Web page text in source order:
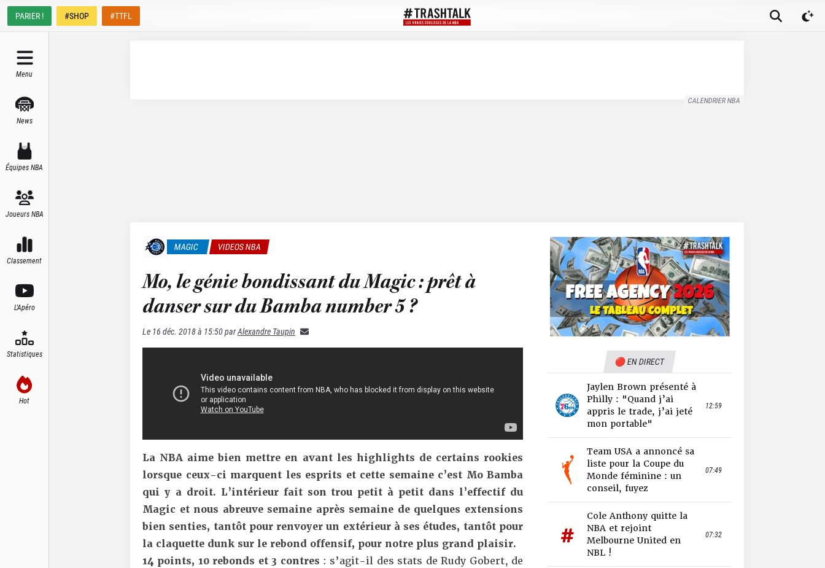
PARIER ! #SHOP #TTFL
Menu
News
Équipes NBA
Joueurs NBA
Classement
L'Apéro
Statistiques
Hot
CALENDRIER NBA
MAGIC VIDEOS NBA
Mo, le génie bondissant du Magic : prêt à
danser sur du Bamba number 5 ?
Le 16 déc. 2018 à 15:50parAlexandre Taupin
La NBA aime bien mettre en avant les highlights de certains rookies
lorsque ceux-ci marquent les esprits et cette semaine c’est Mo Bamba
qui y a droit. L’intérieur fait son trou petit à petit dans l’effectif du
Magic et nous abreuve semaine après semaine de quelques extensions
bien senties, tantôt pour renvoyer un extérieur à ses études, tantôt pour
la claquette dunk sur le rebond offensif, pour notre plus grand plaisir.
14 points, 10 rebonds et 3 contres : s’agit-il des stats de Rudy Gobert, de
🔴 EN DIRECT
Jaylen Brown présenté à
Philly : "Quand j’ai
appris le trade, j’ai jeté
mon portable"
12:59
Team USA a annoncé sa
liste pour la Coupe du
Monde féminine : un
conseil, fuyez
07:49
Cole Anthony quitte la
NBA et rejoint
Melbourne United en
NBL !
07:32